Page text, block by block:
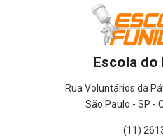
Escola do
Rua Voluntários da
São Paulo - SP -
(11)